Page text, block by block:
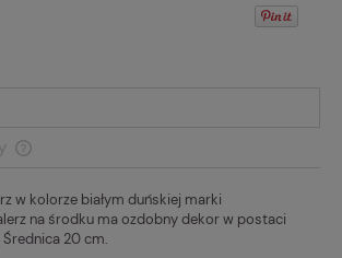
ewentualnych kosztów płatności
w kolorze białym duńskiej marki
na środku ma ozdobny dekor w postaci
20 cm.